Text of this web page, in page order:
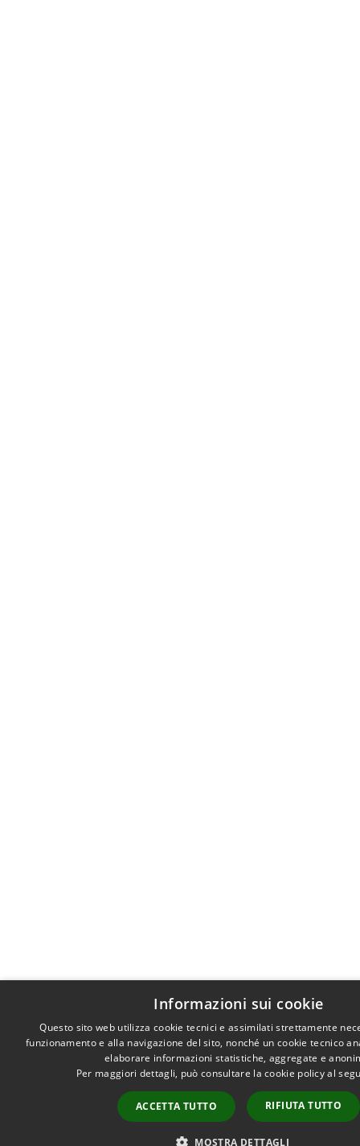
Informazioni sui cookie
Questo sito web utilizza cookie tecnici e assimilati strettamente
funzionamento e alla navigazione del sito, nonché un cookie tecnico
elaborare informazioni statistiche, aggregate e
Per maggiori dettagli, può consultare la cookie policy al
ACCETTA TUTTO RIFIUTA TUTTO
MOSTRA DETTAGLI